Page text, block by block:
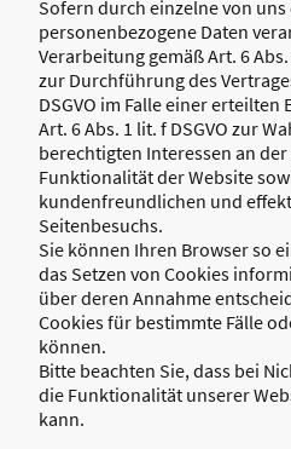
Sofern durch einzelne von
personenbezogene Daten
Verarbeitung gemäß Art. 6
zur Durchführung des
DSGVO im Falle einer
Art. 6 Abs. 1 lit. f DSGVO zur
berechtigten Interessen an
Funktionalität der Website
kundenfreundlichen und
Seitenbesuchs.
Sie können Ihren Browser so
das Setzen von Cookies
über deren Annahme
Cookies für bestimmte Fälle
können.
Bitte beachten Sie, dass bei
die Funktionalität unserer
kann.